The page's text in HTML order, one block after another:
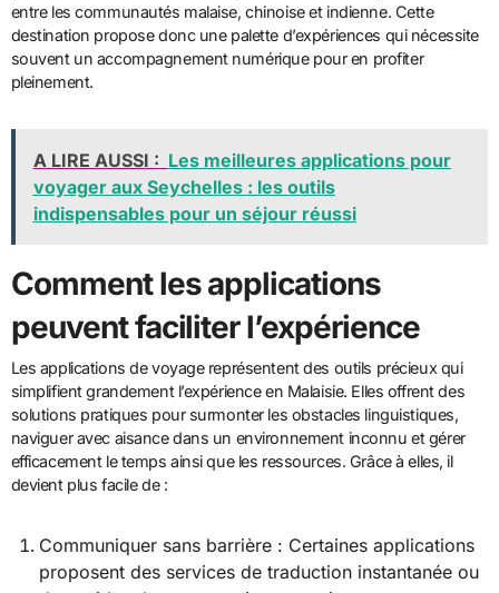
entre les communautés malaise, chinoise et indienne. Cette
destination propose donc une palette d’expériences qui nécessite
souvent un accompagnement numérique pour en profiter
pleinement.
A LIRE AUSSI : Les meilleures applications pour
voyager aux Seychelles : les outils
indispensables pour un séjour réussi
Comment les applications
peuvent faciliter l’expérience
Les applications de voyage représentent des outils précieux qui
simplifient grandement l’expérience en Malaisie. Elles offrent des
solutions pratiques pour surmonter les obstacles linguistiques,
naviguer avec aisance dans un environnement inconnu et gérer
efficacement le temps ainsi que les ressources. Grâce à elles, il
devient plus facile de :
Communiquer sans barrière : Certaines applications
proposent des services de traduction instantanée ou